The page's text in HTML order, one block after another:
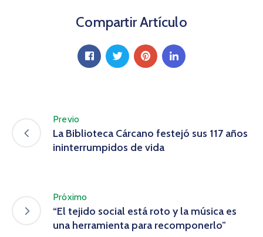
Compartir Artículo
Previo
La Biblioteca Cárcano festejó sus 117 años
ininterrumpidos de vida
Próximo
“El tejido social está roto y la música es
una herramienta para recomponerlo”